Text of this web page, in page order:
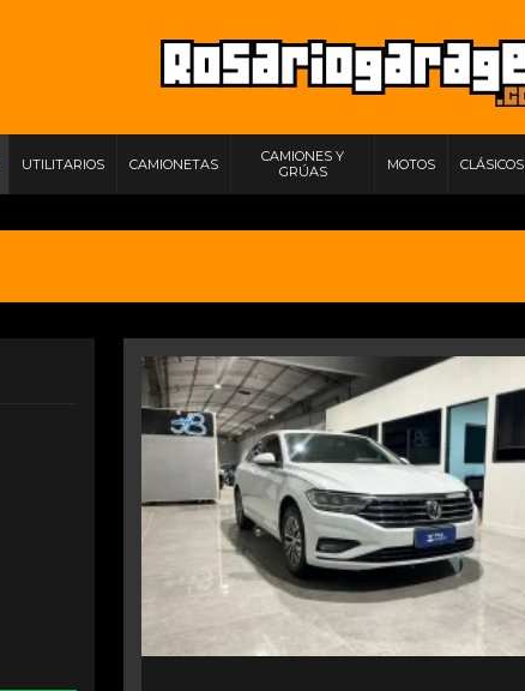
UTILITARIOS CAMIONETAS
CAMIONES Y
GRÚAS
MOTOS CLÁSICOS